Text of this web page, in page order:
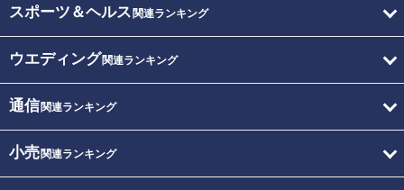
スポーツ＆ヘルス 関連ランキング
ウエディング関連ランキング
通信関連ランキング
小売関連ランキング